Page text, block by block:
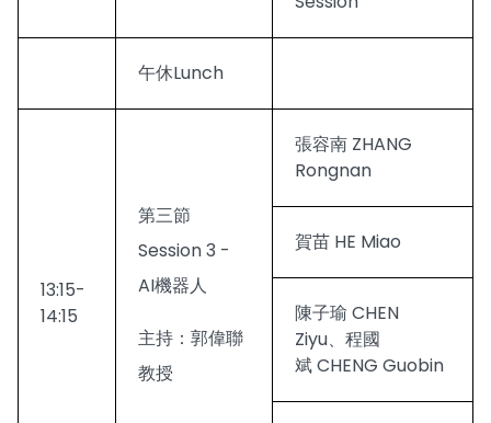
午休Lunch
13:15-
14:15
第三節
Session 3 -
AI機器人
主持：郭偉聯
教授
張容南 ZHANG
Rongnan
賀苗 HE Miao
陳子瑜 CHEN
Ziyu、程國
斌 CHENG Guobin